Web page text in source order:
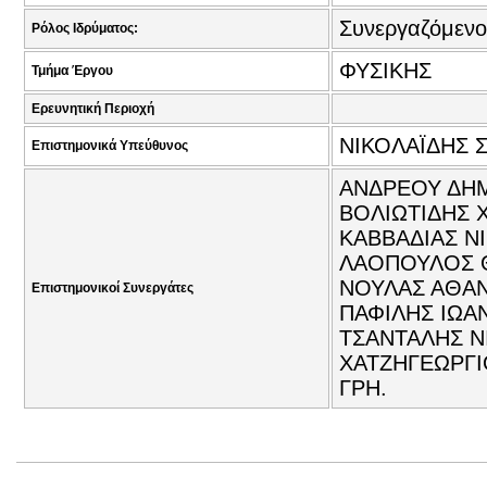
Ρόλος Ιδρύματος:
Τμήμα Έργου ΦΥΣΙΚΗΣ
Ερευνητική Περιοχή
Επιστημονικά Υπεύθυνος ΝΙΚΟΛΑΪΔΗΣ
Επιστημονικοί Συνεργάτες
ΑΝΔΡΕΟΥ
ΒΟΛΙΩΤΙΔΗΣ
ΚΑΒΒΑΔΙΑΣ
ΛΑΟΠΟΥΛΟΣ
ΝΟΥΛΑΣ
ΠΑΦΙΛΗΣ
ΤΣΑΝΤΑΛΗΣ
ΓΡΗ.